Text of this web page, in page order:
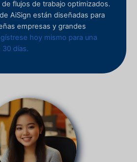
flujos de trabajo optimizados.
AiSign están diseñadas para
empresas y grandes
hoy mismo para una
30 días.